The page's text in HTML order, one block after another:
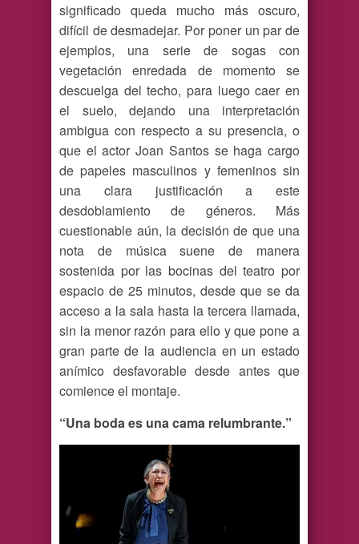
significado queda mucho más oscuro,
difícil de desmadejar. Por poner un par de
ejemplos, una serie de sogas con
vegetación enredada de momento se
descuelga del techo, para luego caer en
el suelo, dejando una interpretación
ambigua con respecto a su presencia, o
que el actor Joan Santos se haga cargo
de papeles masculinos y femeninos sin
una clara justificación a este
desdoblamiento de géneros. Más
cuestionable aún, la decisión de que una
nota de música suene de manera
sostenida por las bocinas del teatro por
espacio de 25 minutos, desde que se da
acceso a la sala hasta la tercera llamada,
sin la menor razón para ello y que pone a
gran parte de la audiencia en un estado
anímico desfavorable desde antes que
comience el montaje.
“Una boda es una cama relumbrante.”